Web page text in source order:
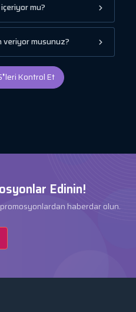
mu?
musunuz?
Kontrol Et
Edinin!
haberdar olun.